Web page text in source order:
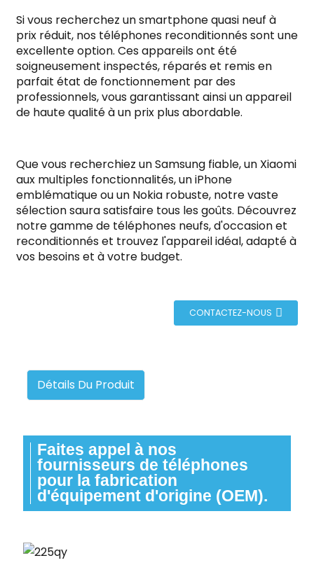
Si vous recherchez un smartphone quasi neuf à
prix réduit, nos téléphones reconditionnés sont une
excellente option. Ces appareils ont été
soigneusement inspectés, réparés et remis en
parfait état de fonctionnement par des
professionnels, vous garantissant ainsi un appareil
de haute qualité à un prix plus abordable.
Que vous recherchiez un Samsung fiable, un Xiaomi
aux multiples fonctionnalités, un iPhone
emblématique ou un Nokia robuste, notre vaste
sélection saura satisfaire tous les goûts. Découvrez
notre gamme de téléphones neufs, d'occasion et
reconditionnés et trouvez l'appareil idéal, adapté à
vos besoins et à votre budget.
CONTACTEZ-NOUS
Détails Du Produit
Faites appel à nos
fournisseurs de téléphones
pour la fabrication
d'équipement d'origine (OEM).